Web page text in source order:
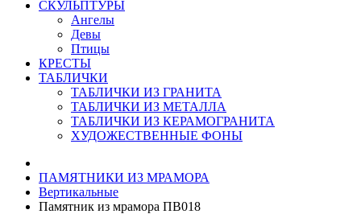
СКУЛЬПТУРЫ
Ангелы
Девы
Птицы
КРЕСТЫ
ТАБЛИЧКИ
ТАБЛИЧКИ ИЗ ГРАНИТА
ТАБЛИЧКИ ИЗ МЕТАЛЛА
ТАБЛИЧКИ ИЗ КЕРАМОГРАНИТА
ХУДОЖЕСТВЕННЫЕ ФОНЫ
ПАМЯТНИКИ ИЗ МРАМОРА
Вертикальные
Памятник из мрамора ПВ018